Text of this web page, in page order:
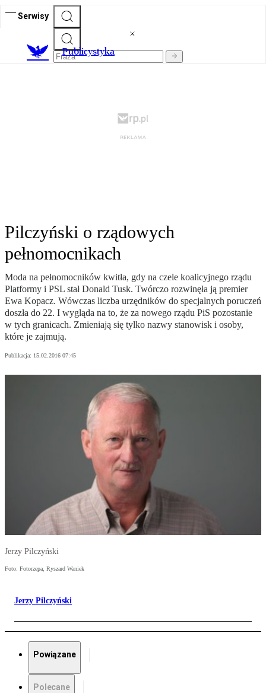
Serwisy
Publicystyka
Pilczyński o rządowych
pełnomocnikach
Moda na pełnomocników kwitła, gdy na czele koalicyjnego rządu
Platformy i PSL stał Donald Tusk. Twórczo rozwinęła ją premier
Ewa Kopacz. Wówczas liczba urzędników do specjalnych poruczeń
doszła do 22. I wygląda na to, że za nowego rządu PiS pozostanie
w tych granicach. Zmieniają się tylko nazwy stanowisk i osoby,
które je zajmują.
Publikacja: 15.02.2016 07:45
Jerzy Pilczyński
Foto: Fotorzepa, Ryszard Waniek
Jerzy Pilczyński
Powiązane
Polecane